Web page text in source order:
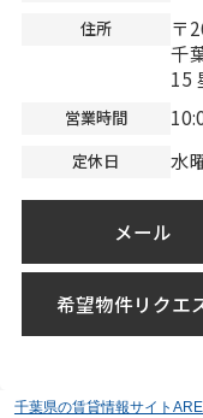
住所
〒
千
15
営業時間
定休日 水
メール
希望物件リクエ
千葉県の賃貸情報サイト